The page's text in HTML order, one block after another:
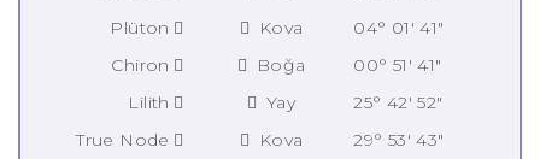
Plüton
Kova
04° 01' 41"
Chiron
Boğa
00° 51' 41"
Lilith
Yay
25° 42' 52"
True Node
Kova 29° 53' 43"